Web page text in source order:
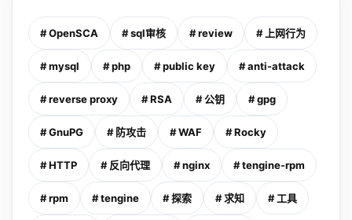
# OpenSCA # sql审核 # review # 上网行为
# mysql # php # public key # anti-attack
# reverse proxy # RSA # 公钥 # gpg
# GnuPG # 防攻击 # WAF # Rocky
# HTTP # 反向代理 # nginx # tengine-rpm
# rpm # tengine # 探索 # 求知 # 工具